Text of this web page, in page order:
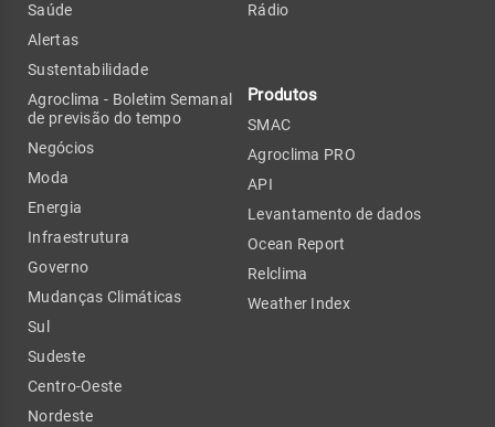
Saúde
Alertas
Sustentabilidade
Agroclima - Boletim Semanal
de previsão do tempo
Negócios
Moda
Energia
Infraestrutura
Governo
Mudanças Climáticas
Sul
Sudeste
Centro-Oeste
Nordeste
Rádio
Produtos
SMAC
Agroclima PRO
API
Levantamento de dados
Ocean Report
Relclima
Weather Index